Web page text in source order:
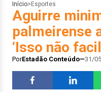
Início> Esportes
Aguirre
palmeirense
‘Isso não
PorEstadão Conteúdo 31/